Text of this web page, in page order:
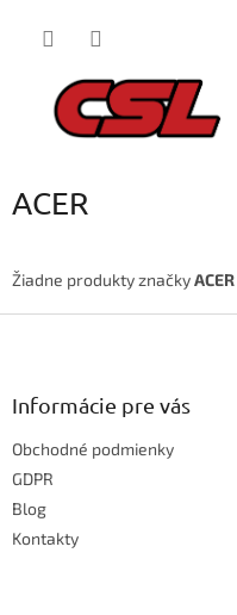
ACER
Žiadne produkty značkyACER
Z
Informácie pre vás
Obchodné podmienky
GDPR
Blog
Kontakty